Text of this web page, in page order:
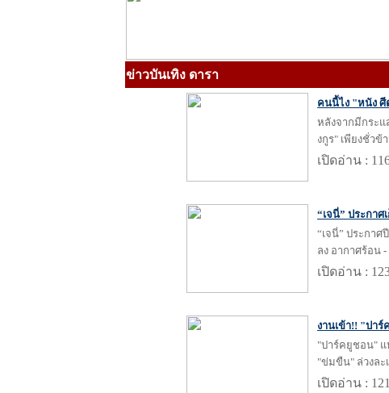
ข่าวบันเทิง ดารา
คนนี้ไง "หนัง ศี
หลังจากมีกระ
งกูร" เพียงชั่วข้
เปิดอ่าน :
“เจนี่” ประกาศ
“เจนี่” ประกา
ลง อากาศร้อน -
เปิดอ่าน :
งานเข้า!! "ปา
"ปาร์คยูชอน" แ
"ข่มขืน" ล่วงละ
เปิดอ่าน :